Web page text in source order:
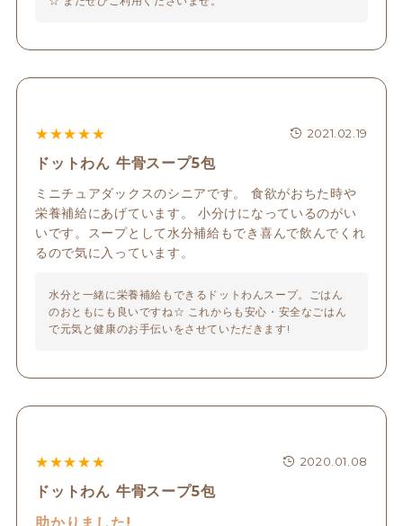
2021.02.19
ドットわん 牛骨スープ5包
★★★★★
ミニチュアダックスのシニアです。 食欲がおちた時や
栄養補給にあげています。 小分けになっているのがい
いです。スープとして水分補給もでき喜んで飲んでくれ
るので気に入っています。
水分と一緒に栄養補給もできるドットわんスープ。ごはん
のおともにも良いですね☆ これからも安心・安全なごはん
で元気と健康のお手伝いをさせていただきます!
2020.01.08
ドットわん 牛骨スープ5包
★★★★★